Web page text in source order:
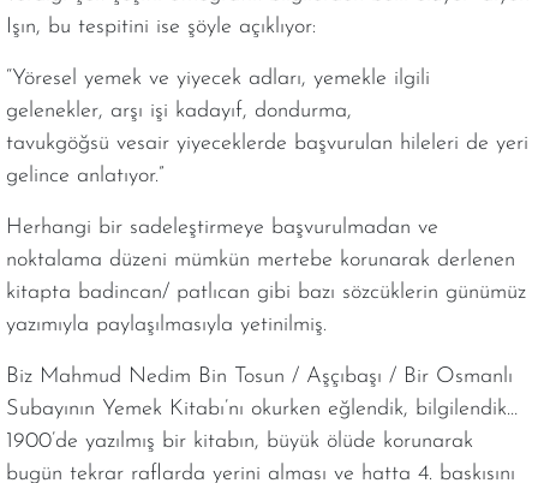
Işın, bu tespitini ise şöyle açıklıyor:
“Yöresel yemek ve yiyecek adları, yemekle ilgili
gelenekler, arşı işi kadayıf, dondurma,
tavukgöğsü vesair yiyeceklerde başvurulan hileleri de yeri
gelince anlatıyor.”
Herhangi bir sadeleştirmeye başvurulmadan ve
noktalama düzeni mümkün mertebe korunarak derlenen
kitapta badincan/ patlıcan gibi bazı sözcüklerin günümüz
yazımıyla paylaşılmasıyla yetinilmiş.
Biz Mahmud Nedim Bin Tosun / Aşçıbaşı / Bir Osmanlı
Subayının Yemek Kitabı’nı okurken eğlendik, bilgilendik…
1900’de yazılmış bir kitabın, büyük ölüde korunarak
bugün tekrar raflarda yerini alması ve hatta 4. baskısını